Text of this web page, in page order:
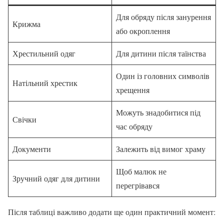
Крижма
Для обряду після занурення
або окроплення
Хрестильний одяг Для дитини після таїнства
Натільний хрестик
Один із головних символів
хрещення
Свічки
Можуть знадобитися під
час обряду
Документи Залежить від вимог храму
Зручний одяг для дитини
Щоб малюк не
перегрівався
Після таблиці важливо додати ще один практичний момент: